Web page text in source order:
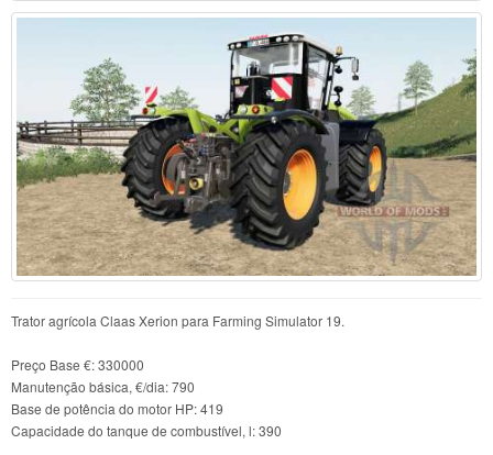
Trator agrícola Claas Xerion para Farming Simulator 19.
Preço Base €: 330000
Manutenção básica, €/dia: 790
Base de potência do motor HP: 419
Capacidade do tanque de combustível, l: 390